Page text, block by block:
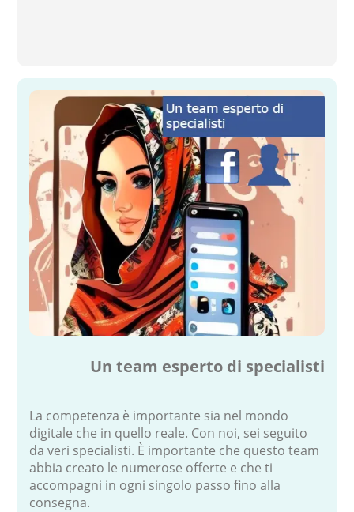
Un team esperto di specialisti
La competenza è importante sia nel mondo
digitale che in quello reale. Con noi, sei seguito
da veri specialisti. È importante che questo team
abbia creato le numerose offerte e che ti
accompagni in ogni singolo passo fino alla
consegna.